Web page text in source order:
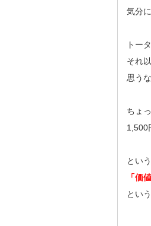
気分
トー
それ
思う
ちょ
1,500
とい
「価
とい